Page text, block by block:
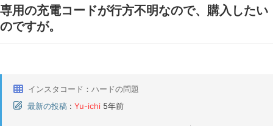
専用の充電コードが行方不明なので、購入したい
のですが。
インスタコード：ハードの問題
最新の投稿 : Yu-ichi 5年前